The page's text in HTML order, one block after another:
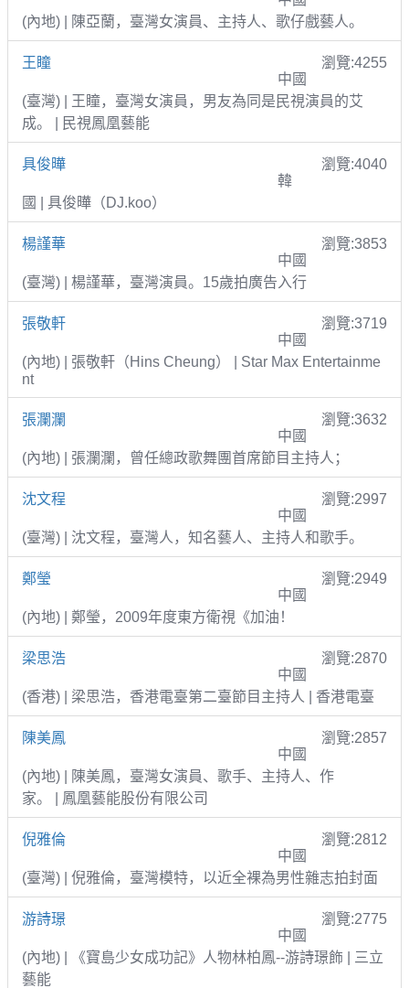
(內地) | 陳亞蘭，臺灣女演員、主持人、歌仔戲藝人。
王瞳
瀏覽:4255
中國
(臺灣) | 王瞳，臺灣女演員，男友為同是民視演員的艾
成。 | 民視鳳凰藝能
具俊曄
瀏覽:4040
韓
國 | 具俊曄（DJ.koo）
楊謹華
瀏覽:3853
中國
(臺灣) | 楊謹華，臺灣演員。15歲拍廣告入行
張敬軒
瀏覽:3719
中國
(內地) | 張敬軒（Hins Cheung） | Star Max Entertainme
nt
張瀾瀾
瀏覽:3632
中國
(內地) | 張瀾瀾，曾任總政歌舞團首席節目主持人；
沈文程
瀏覽:2997
中國
(臺灣) | 沈文程，臺灣人，知名藝人、主持人和歌手。
鄭瑩
瀏覽:2949
中國
(內地) | 鄭瑩，2009年度東方衛視《加油！
梁思浩
瀏覽:2870
中國
(香港) | 梁思浩，香港電臺第二臺節目主持人 | 香港電臺
陳美鳳
瀏覽:2857
中國
(內地) | 陳美鳳，臺灣女演員、歌手、主持人、作
家。 | 鳳凰藝能股份有限公司
倪雅倫
瀏覽:2812
中國
(臺灣) | 倪雅倫，臺灣模特，以近全裸為男性雜志拍封面
游詩璟
瀏覽:2775
中國
(內地) | 《寶島少女成功記》人物林柏鳳--游詩璟飾 | 三立
藝能